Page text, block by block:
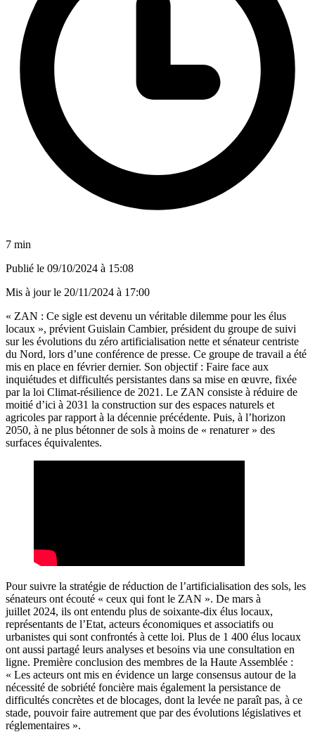
7 min
Publié le 09/10/2024 à 15:08
Mis à jour le 20/11/2024 à 17:00
« ZAN : Ce sigle est devenu un véritable dilemme pour les élus
locaux », prévient Guislain Cambier, président du groupe de suivi
sur les évolutions du zéro artificialisation nette et sénateur centriste
du Nord, lors d’une conférence de presse. Ce groupe de travail a été
mis en place en février dernier. Son objectif : Faire face aux
inquiétudes et difficultés persistantes dans sa mise en œuvre, fixée
par la loi Climat-résilience de 2021. Le ZAN consiste à réduire de
moitié d’ici à 2031 la construction sur des espaces naturels et
agricoles par rapport à la décennie précédente. Puis, à l’horizon
2050, à ne plus bétonner de sols à moins de « renaturer » des
surfaces équivalentes.
Pour suivre la stratégie de réduction de l’artificialisation des sols, les
sénateurs ont écouté « ceux qui font le ZAN ». De mars à
juillet 2024, ils ont entendu plus de soixante-dix élus locaux,
représentants de l’Etat, acteurs économiques et associatifs ou
urbanistes qui sont confrontés à cette loi. Plus de 1 400 élus locaux
ont aussi partagé leurs analyses et besoins via une consultation en
ligne. Première conclusion des membres de la Haute Assemblée :
« Les acteurs ont mis en évidence un large consensus autour de la
nécessité de sobriété foncière mais également la persistance de
difficultés concrètes et de blocages, dont la levée ne paraît pas, à ce
stade, pouvoir faire autrement que par des évolutions législatives et
réglementaires ».